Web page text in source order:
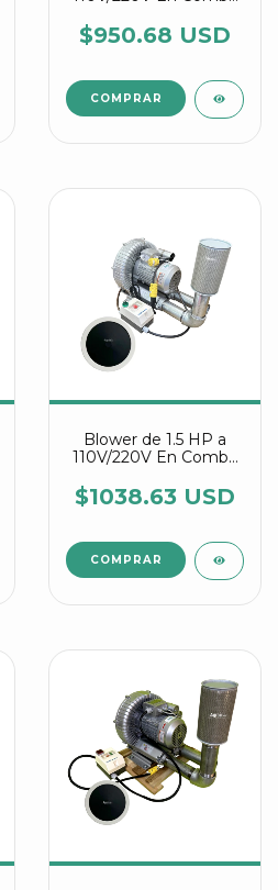
Agrair
$950.68 USD
Blower de 1.5 HP a
110V/220V En Combo
$1038.63 USD